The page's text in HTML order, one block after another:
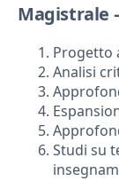
Magistrale
Progetto
Analisi
Studi su